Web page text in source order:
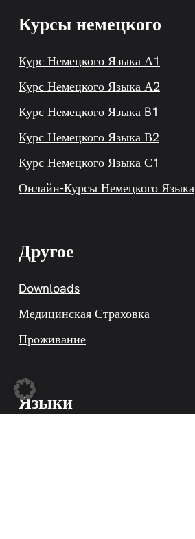
Курсы немецкого
Курс Немецкого Языка А1
Курс Немецкого Языка А2
Курс Немецкого Языка B1
Курс Немецкого Языка В2
Курс Немецкого Языка С1
Онлайн-Курсы Немецкого Языка
Другое
Downloads
Медицинская Страховка
Проживание
Языки